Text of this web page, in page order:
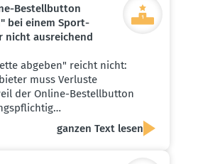
Bestell­button
bei einem Sport­
nicht ausrei­chend
abgeben" reicht nicht:
muss Verluste
der Online-Bestellbutton
ganzen Text lesen